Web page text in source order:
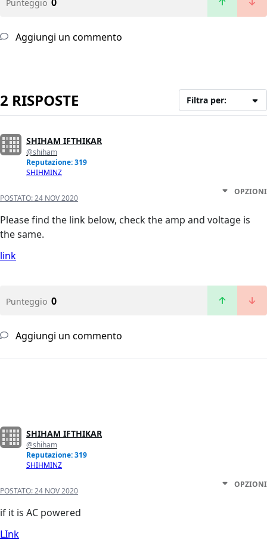
Punteggio
Aggiungi un commento
2 RISPOSTE Filtra per:
SHIHAM IFTHIKAR
@shiham
Reputazione: 319
SHIHMINZ
POSTATO:24 NOV 2020
OPZIONI
Please find the link below, check the amp and voltage is
the same.
link
Punteggio 0
Aggiungi un commento
SHIHAM IFTHIKAR
@shiham
Reputazione: 319
SHIHMINZ
POSTATO:24 NOV 2020
OPZIONI
if it is AC powered
LInk